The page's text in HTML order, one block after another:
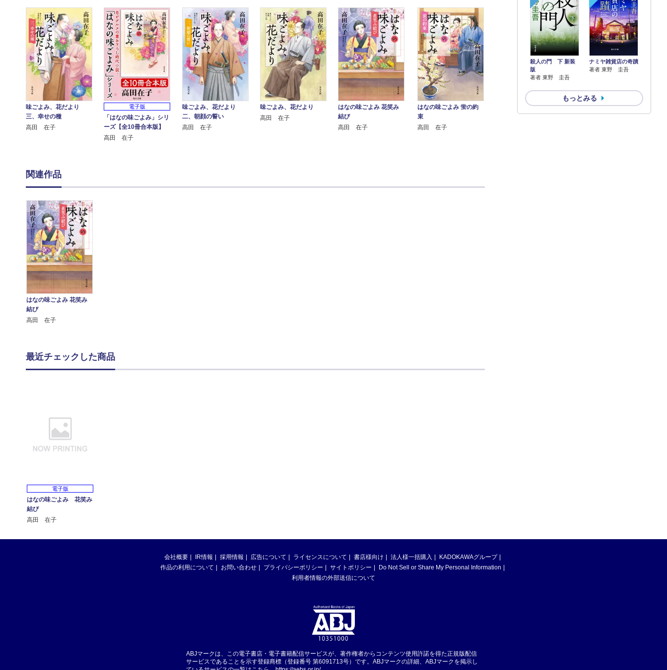
殺人の門 下 新装
版
著者 東野 圭吾
ナミヤ雑貨店の奇蹟
著者 東野 圭吾
もっとみる
味ごよみ、花だより
三、幸せの種
高田 在子
電子版
「はなの味ごよみ」シリ
ーズ【全10冊合本版】
高田 在子
味ごよみ、花だより
二、朝顔の誓い
高田 在子
味ごよみ、花だより
高田 在子
はなの味ごよみ 花笑み
結び
高田 在子
はなの味ごよみ 蛍の約
束
高田 在子
関連作品
はなの味ごよみ 花笑み
結び
高田 在子
最近チェックした商品
電子版
はなの味ごよみ 花笑み
結び
高田 在子
会社概要 IR情報 採用情報 広告について ライセンスについて 書店様向け 法人様一括購入
KADOKAWAグループ
作品の利用について
お問い合わせ プライバシーポリシー サイトポリシー
Do Not Sell or Share My Personal Information
利用者情報の外部送信について
ABJマークは、この電子書店・電子書籍配信サービスが、著作権者からコンテンツ使用許諾を得た正規版配信
サービスであることを示す登録商標（登録番号 第6091713号）です。ABJマークの詳細、ABJマークを掲示し